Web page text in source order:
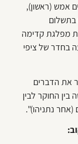
אמש (ראשון),
בתשלום
מפלגת קדימה
בחדר של ציפי
את הדברים
החוקר לבין
נתניהו)".